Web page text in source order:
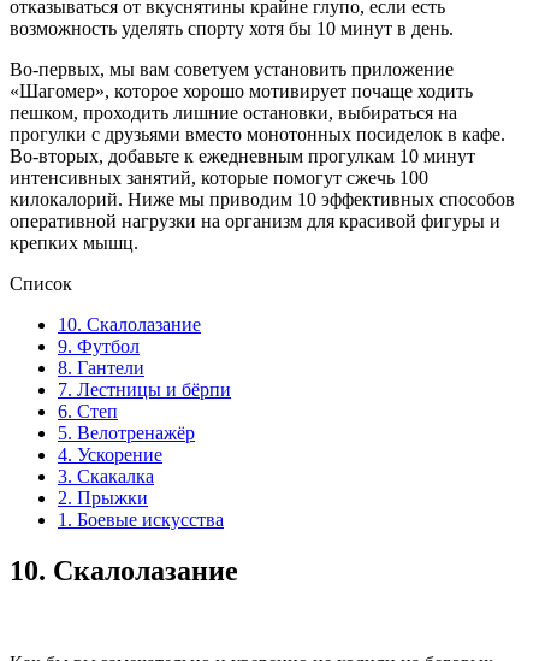
отказываться от вкуснятины крайне глупо, если есть
возможность уделять спорту хотя бы 10 минут в день.
Во-первых, мы вам советуем установить приложение
«Шагомер», которое хорошо мотивирует почаще ходить
пешком, проходить лишние остановки, выбираться на
прогулки с друзьями вместо монотонных посиделок в кафе.
Во-вторых, добавьте к ежедневным прогулкам 10 минут
интенсивных занятий, которые помогут сжечь 100
килокалорий. Ниже мы приводим 10 эффективных способов
оперативной нагрузки на организм для красивой фигуры и
крепких мышц.
Список
10. Скалолазание
9. Футбол
8. Гантели
7. Лестницы и бёрпи
6. Степ
5. Велотренажёр
4. Ускорение
3. Скакалка
2. Прыжки
1. Боевые искусства
10. Скалолазание